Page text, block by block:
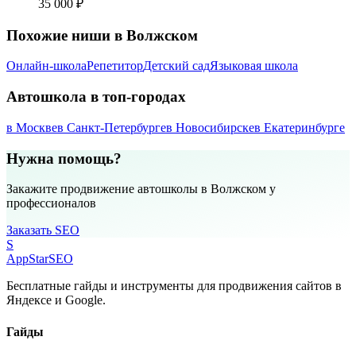
35 000 ₽
Похожие ниши в Волжском
Онлайн-школаРепетиторДетский садЯзыковая школа
Автошкола в топ-городах
в Москвев Санкт-Петербургев Новосибирскев Екатеринбурге
Нужна помощь?
Закажите продвижение автошколы в Волжском у
профессионалов
Заказать SEO
S
AppStarSEO
Бесплатные гайды и инструменты для продвижения сайтов в
Яндексе и Google.
Гайды